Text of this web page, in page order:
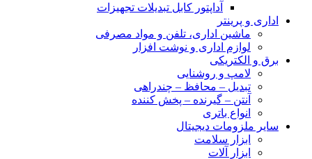
آداپتور کابل تبدیلات تجهیزات
اداری و پرینتر
ماشین اداری، تلفن و مواد مصرفی
لوازم اداری و نوشت افزار
برق و الکتریکی
لامپ و روشنایی
تبدیل – محافظ – چندراهی
آنتن – گیرنده – پخش کننده
انواع باتری
سایر ملزومات دیجیتال
ابزار سلامت
ابزار آلات